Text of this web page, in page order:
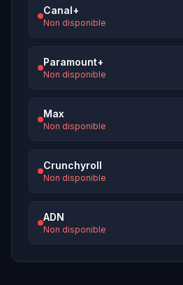
Canal+
Non disponible
Paramount+
Non disponible
Max
Non disponible
Crunchyroll
Non disponible
ADN
Non disponible